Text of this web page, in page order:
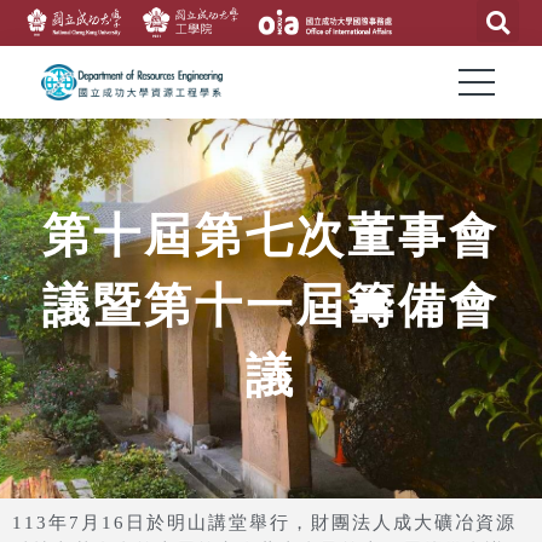
第十屆第七次董事會
議暨第十一屆籌備會
議
113年7月16日於明山講堂舉行，財團法人成大礦冶資源